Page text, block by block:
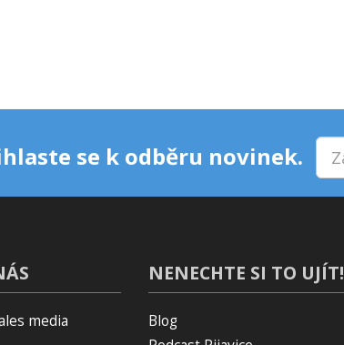
se k odběru novinek.
media
NENECHTE SI TO UJÍT!
Blog